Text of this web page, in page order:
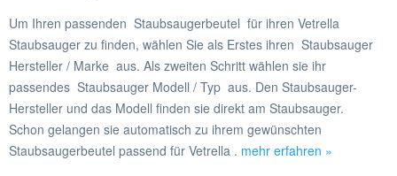
Um Ihren passenden Staubsaugerbeutel für ihren Vetrella
Staubsauger zu finden, wählen Sie als Erstes ihren Staubsauger
Hersteller / Marke aus. Als zweiten Schritt wählen sie ihr
passendes Staubsauger Modell / Typ aus. Den Staubsauger-
Hersteller und das Modell finden sie direkt am Staubsauger.
Schon gelangen sie automatisch zu ihrem gewünschten
Staubsaugerbeutel passend für Vetrella . mehr erfahren »